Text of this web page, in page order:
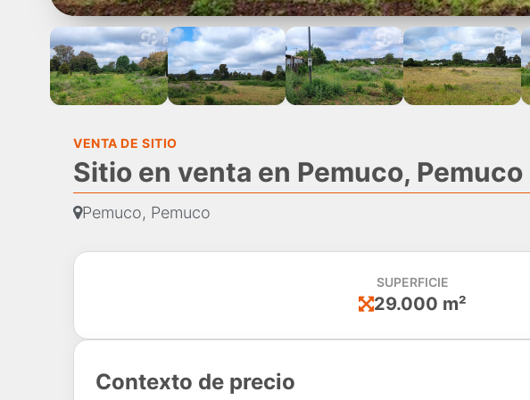
VENTA DE SITIO
Sitio en venta en Pemuco, Pemuco
Pemuco, Pemuco
SUPERFICIE
29.000 m²
Contexto de precio